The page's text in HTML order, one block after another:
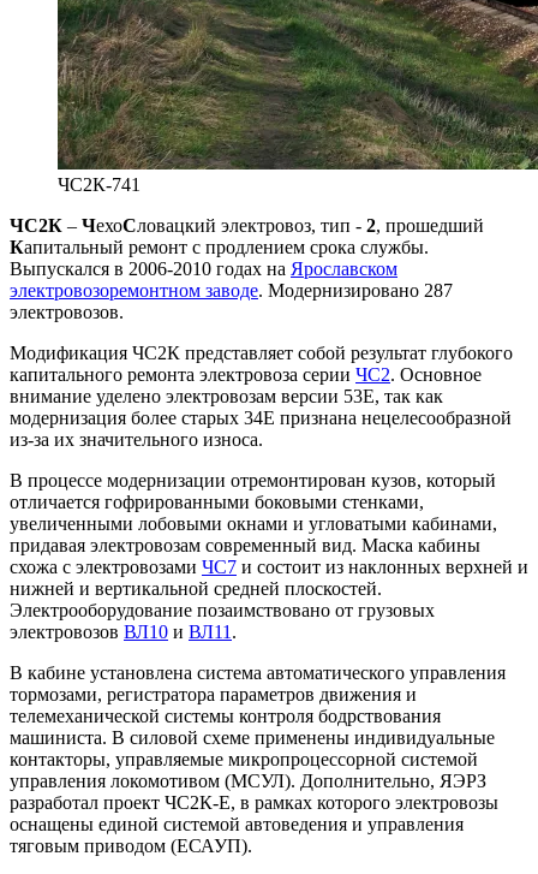
ЧС2К-741
ЧС2К – ЧехоСловацкий электровоз, тип - 2, прошедший
Капитальный ремонт с продлением срока службы.
Выпускался в 2006-2010 годах на Ярославском
электровозоремонтном заводе. Модернизировано 287
электровозов.
Модификация ЧС2К представляет собой результат глубокого
капитального ремонта электровоза серии ЧС2. Основное
внимание уделено электровозам версии 53E, так как
модернизация более старых 34E признана нецелесообразной
из-за их значительного износа.
В процессе модернизации отремонтирован кузов, который
отличается гофрированными боковыми стенками,
увеличенными лобовыми окнами и угловатыми кабинами,
придавая электровозам современный вид. Маска кабины
схожа с электровозами ЧС7 и состоит из наклонных верхней и
нижней и вертикальной средней плоскостей.
Электрооборудование позаимствовано от грузовых
электровозов ВЛ10 и ВЛ11 .
В кабине установлена система автоматического управления
тормозами, регистратора параметров движения и
телемеханической системы контроля бодрствования
машиниста. В силовой схеме применены индивидуальные
контакторы, управляемые микропроцессорной системой
управления локомотивом (МСУЛ). Дополнительно, ЯЭРЗ
разработал проект ЧС2К-Е, в рамках которого электровозы
оснащены единой системой автоведения и управления
тяговым приводом (ЕСАУП).